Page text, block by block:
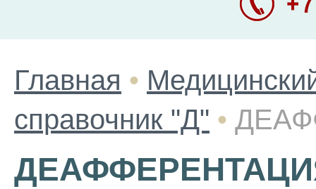
Главная •
справочник "Д" •